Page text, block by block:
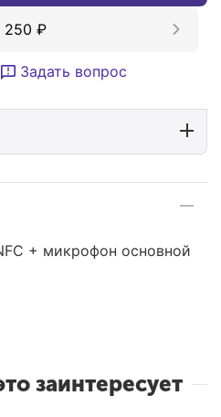
250 ₽
Задать вопрос
+ микрофон основной
заинтересует